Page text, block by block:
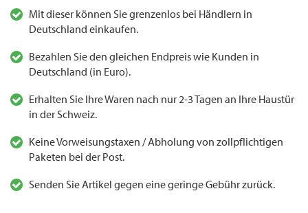
Mit dieser können Sie grenzenlos bei Händlern in
Deutschland einkaufen.
Bezahlen Sie den gleichen Endpreis wie Kunden in
Deutschland (in Euro).
Erhalten Sie Ihre Waren nach nur 2-3 Tagen an Ihre Haustür
in der Schweiz.
Keine Vorweisungstaxen / Abholung von zollpflichtigen
Paketen bei der Post.
Senden Sie Artikel gegen eine geringe Gebühr zurück.